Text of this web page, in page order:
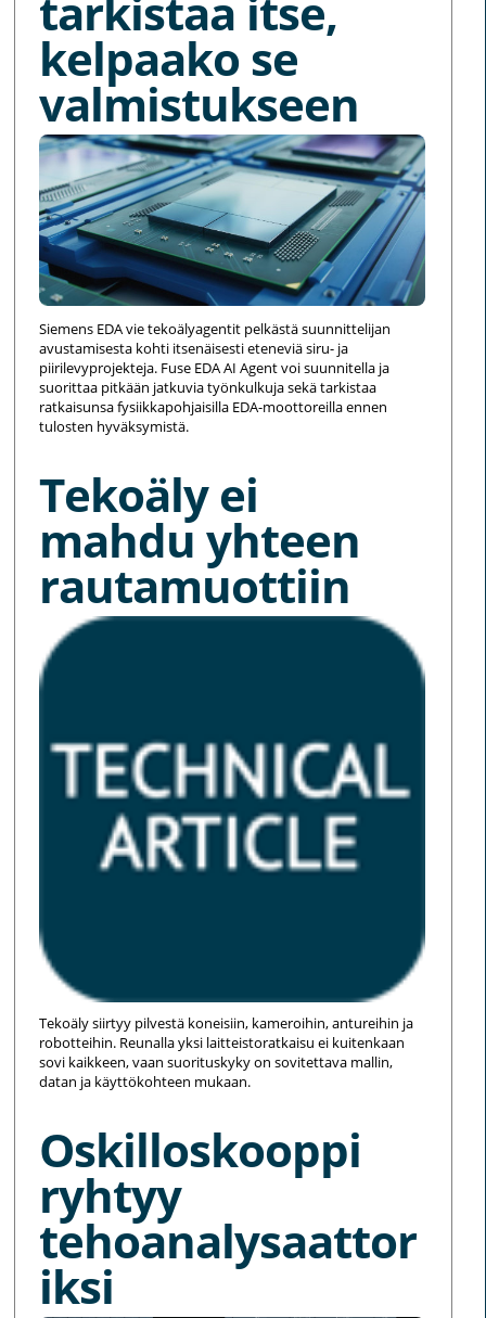
tarkistaa itse,
kelpaako se
valmistukseen
Siemens EDA vie tekoälyagentit pelkästä suunnittelijan
avustamisesta kohti itsenäisesti eteneviä siru- ja
piirilevyprojekteja. Fuse EDA AI Agent voi suunnitella ja
suorittaa pitkään jatkuvia työnkulkuja sekä tarkistaa
ratkaisunsa fysiikkapohjaisilla EDA-moottoreilla ennen
tulosten hyväksymistä.
Tekoäly ei
mahdu yhteen
rautamuottiin
Tekoäly siirtyy pilvestä koneisiin, kameroihin, antureihin ja
robotteihin. Reunalla yksi laitteistoratkaisu ei kuitenkaan
sovi kaikkeen, vaan suorituskyky on sovitettava mallin,
datan ja käyttökohteen mukaan.
Oskilloskooppi
ryhtyy
tehoanalysaattor
iksi